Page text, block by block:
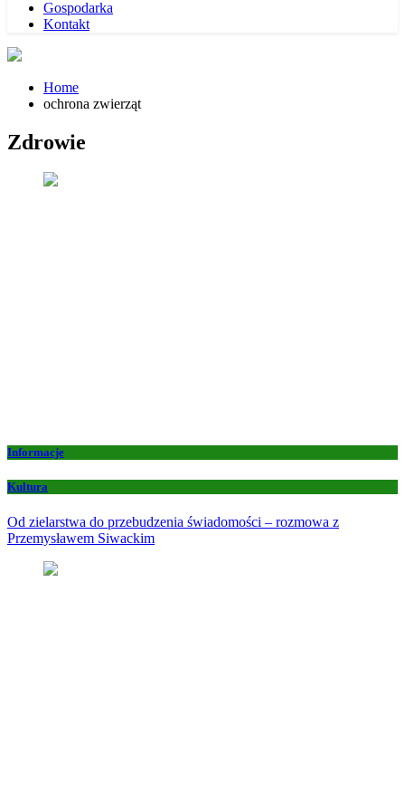
Gospodarka
Kontakt
Home
ochrona zwierząt
Zdrowie
Informacje
Kultura
Od zielarstwa do przebudzenia świadomości – rozmowa z
Przemysławem Siwackim